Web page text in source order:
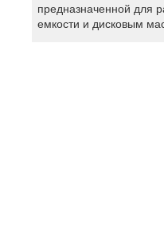
предназначенной для
емкости и дисковым